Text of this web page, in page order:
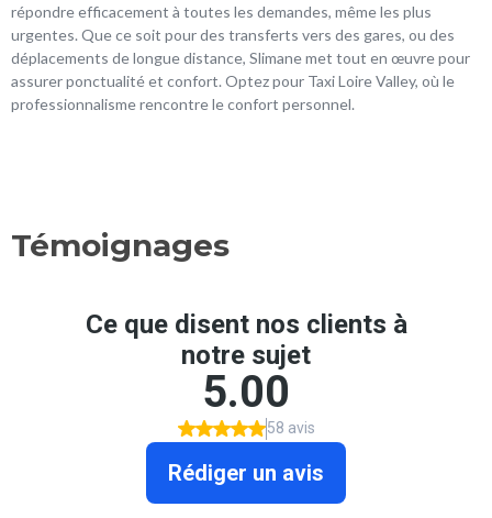
répondre efficacement à toutes les demandes, même les plus
urgentes. Que ce soit pour des transferts vers des gares, ou des
déplacements de longue distance, Slimane met tout en œuvre pour
assurer ponctualité et confort. Optez pour Taxi Loire Valley, où le
professionnalisme rencontre le confort personnel.
Témoignages